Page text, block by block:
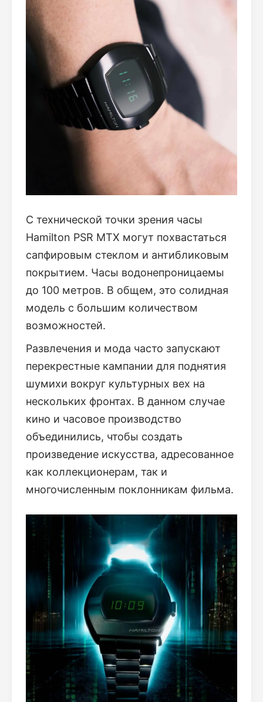
С технической точки зрения часы
Hamilton PSR MTX могут похвастаться
сапфировым стеклом и антибликовым
покрытием. Часы водонепроницаемы
до 100 метров. В общем, это солидная
модель с большим количеством
возможностей.
Развлечения и мода часто запускают
перекрестные кампании для поднятия
шумихи вокруг культурных вех на
нескольких фронтах. В данном случае
кино и часовое производство
объединились, чтобы создать
произведение искусства, адресованное
как коллекционерам, так и
многочисленным поклонникам фильма.